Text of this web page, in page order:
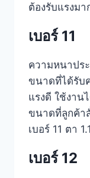
ต้องรับแรงม
เบอร์ 11
ความหนาปร
ขนาดที่ได้รับ
แรงดี ใช้งาน
ขนาดที่ลูกค้า
เบอร์ 11 ตา
เบอร์ 12